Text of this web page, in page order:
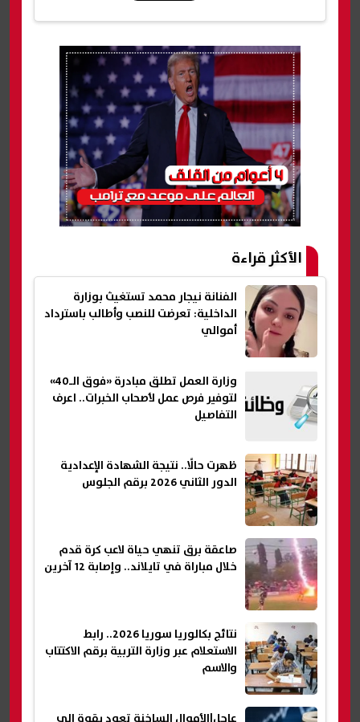
الأكثر قراءة
الفنانة نيجار محمد تستغيث بوزارة
الداخلية: تعرضت للنصب وأطالب باسترداد
أموالي
وزارة العمل تطلق مبادرة «فوق الـ40»
لتوفير فرص عمل لأصحاب الخبرات.. اعرف
التفاصيل
ظهرت حالًا.. نتيجة الشهادة الإعدادية
الدور الثاني 2026 برقم الجلوس
صاعقة برق تنهي حياة لاعب كرة قدم
خلال مباراة في تايلاند.. وإصابة 12 آخرين
نتائج بكالوريا سوريا 2026.. رابط
الاستعلام عبر وزارة التربية برقم الاكتتاب
والاسم